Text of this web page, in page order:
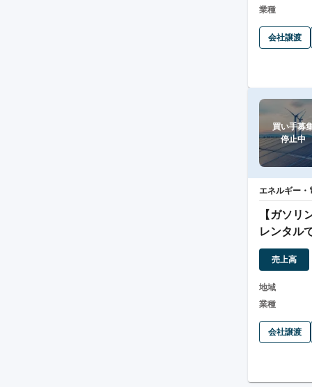
業種
会社譲渡
買い手募
停止中
エネルギー・
【ガソリ
レンタル
用/多角化
売上高
地域
業種
会社譲渡